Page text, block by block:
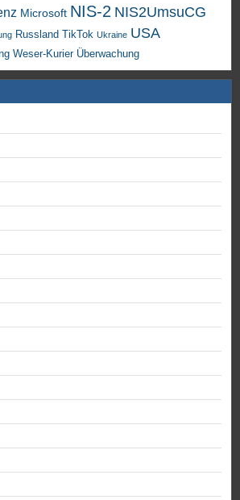
Microsoft NIS-2 NIS2UmsuCG
Russland TikTok Ukraine USA
Weser-Kurier Überwachung